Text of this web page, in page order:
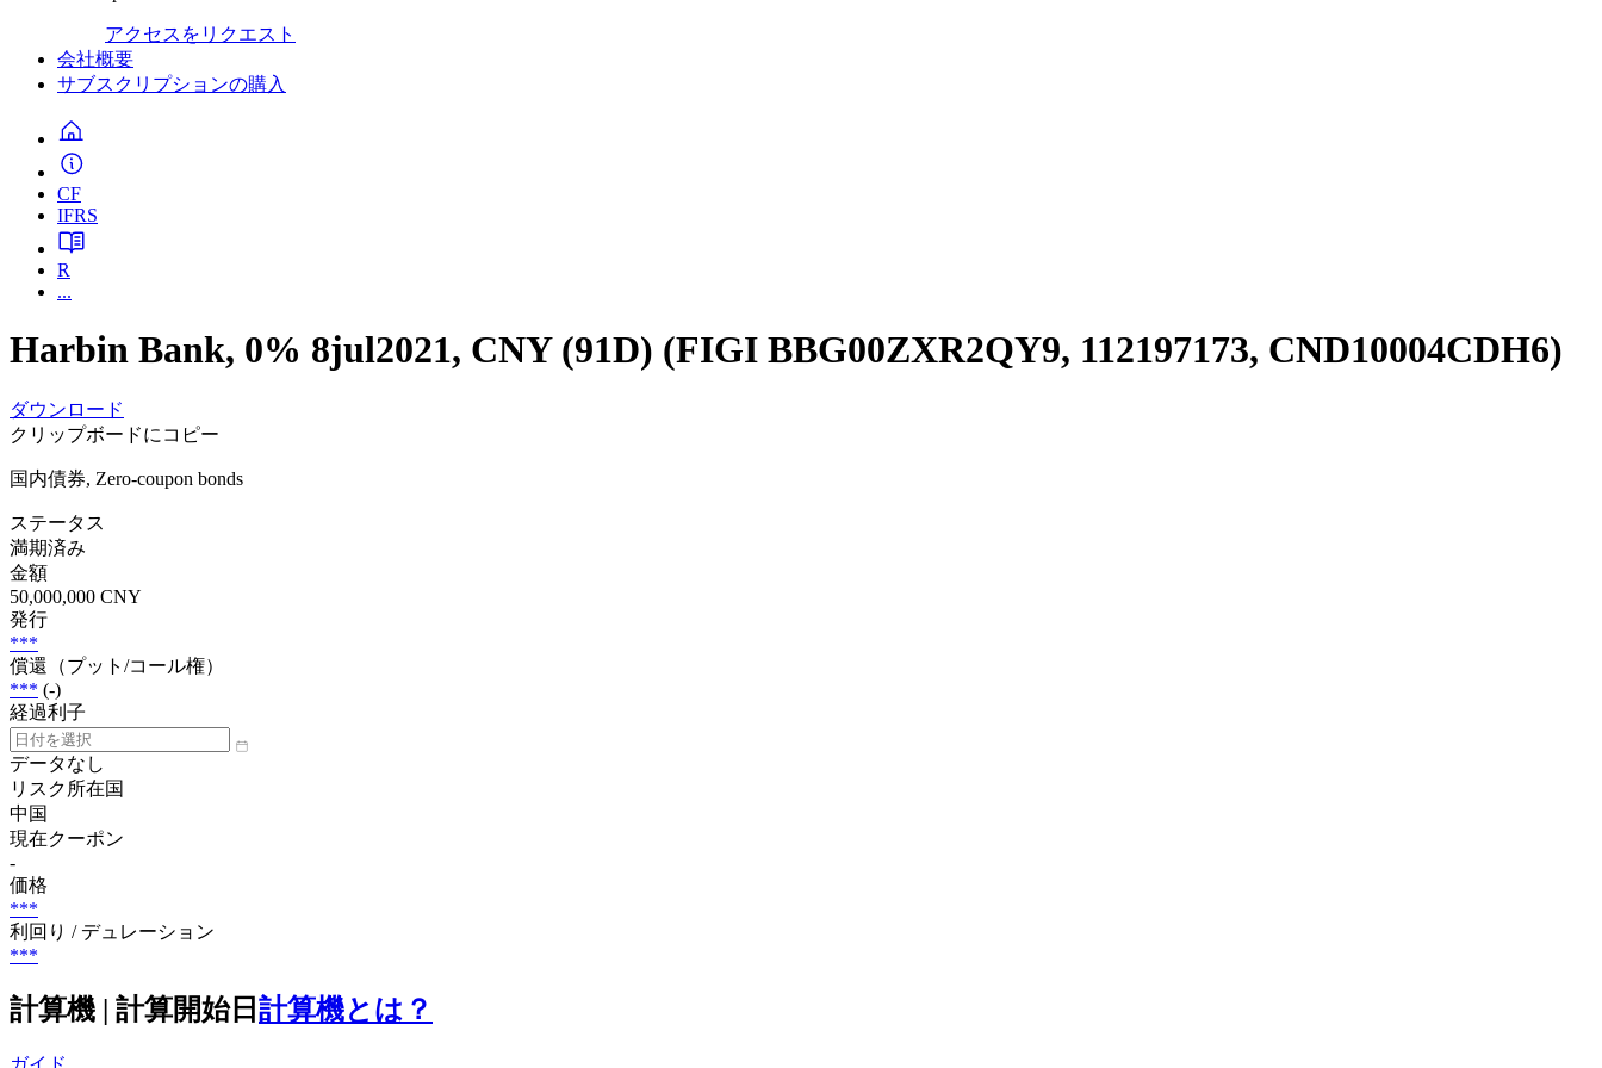
アクセスをリクエスト
会社概要
サブスクリプションの購入
CF
IFRS
R
...
Harbin Bank, 0% 8jul2021, CNY (91D) (FIGI BBG00ZXR2QY9, 112197173, CND10004CDH6)
ダウンロード
クリップボードにコピー
国内債券, Zero-coupon bonds
ステータス
満期済み
金額
50,000,000 CNY
発行
***
償還（プット/コール権）
*** (-)
経過利子
データなし
リスク所在国
中国
現在クーポン
-
価格
***
利回り / デュレーション
***
計算機 | 計算開始日 計算機とは？
ガイド